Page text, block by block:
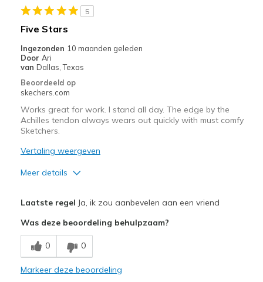
Beste toepassingen
Casual Wear
Width
Feels true to width
Sizing
Feels true to size
5
Five Stars
Ingezonden 10 maanden geleden
Door Ari
van Dallas, Texas
Beoordeeld op
skechers.com
Works great for work. I stand all day. The edge by the
Achilles tendon always wears out quickly with must comfy
Sketchers.
Vertaling weergeven
Meer details
Breathe Well
Comfortable
Laatste regel Ja, ik zou aanbevelen aan een vriend
Was deze beoordeling behulpzaam?
0 0
Markeer deze beoordeling